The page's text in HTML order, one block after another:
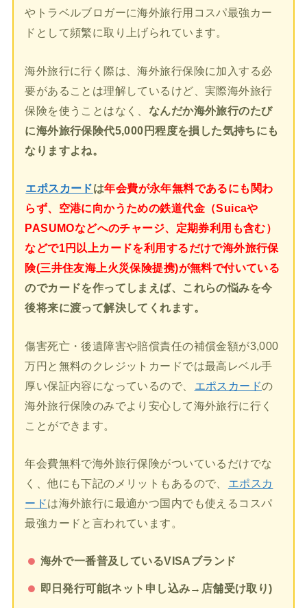
やトラベルブロガーに海外旅行用コスパ最強カー
ドとして頻繁に取り上げられています。
海外旅行に行く際は、海外旅行保険に加入する必
要があることは理解しているけど、実際海外旅行
保険を使うことはなく、 なんだか海外旅行のたび
に海外旅行保険代5,000円程度を損した気持ちにも
なりますよね。
エポスカードは年会費が永年無料であるにも関わ
らず、空港に向かうための鉄道代金（Suicaや
PASUMOなどへのチャージ、定期券利用も含む）
などで1円以上カードを利用するだけで海外旅行保
険(三井住友海上火災保険提携)が無料で付いている
のでカードを作ってしまえば、これらの悩みを今
後将来に渡って解決してくれます。
傷害死亡・後遺障害や賠償責任の補償金額が3,000
万円と無料のクレジットカードでは最高レベル手
厚い保証内容になっているので、
エポスカードの
海外旅行保険のみでより安心して海外旅行に行く
ことができます。
年会費無料で海外旅行保険がついているだけでな
く、他にも下記のメリットもあるので、
エポスカ
ードは海外旅行に最適かつ国内でも使えるコスパ
最強カードと言われています。
海外で一番普及しているVISAブランド
即日発行可能(ネット申し込み→店舗受け取り)